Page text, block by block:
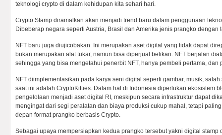
teknologi crypto di dalam kehidupan kita sehari hari.
Crypto Stamp diramalkan akan menjadi trend baru dalam penggunaan
Dibeberap negara seperti Austria, Brasil dan Amerika jenis prangko dengan
NFT baru juga diujicobakan. Ini merupakan aset digital yang tidak dapat
bukan merupakan alat tukar, namun bisa diperjual belikan. NFT berjalan
sehingga yang bisa mengetahui penerbit NFT, hanya pembeli pertama, dan
NFT diimplementasikan pada karya seni digital seperti gambar, musik,
saat ini adalah CryptoKitties. Dalam hal di Indonesia diperlukan ekosistem
pengelolaan menjadi aset digital RI, meskipun secara infrastruktur dapat
mengingat dari segi peralatan dan biaya produksi cukup mahal, tetapi
depan format prangko berbasis Crypto.
Sebagai upaya mempersiapkan kedua prangko tersebut yakni digital stamp